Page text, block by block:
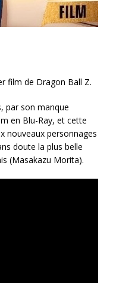
film de Dragon Ball Z.
par son manque
en Blu-Ray, et cette
nouveaux personnages
doute la plus belle
(Masakazu Morita).